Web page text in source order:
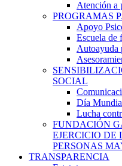
Atención a
PROGRAMAS
Apoyo
Escuela de
Autoayuda
SOCIAL
Día
Lucha
FUNDACIÓN
EJERCICIO DE
PERSONAS
TRANSPARENCIA